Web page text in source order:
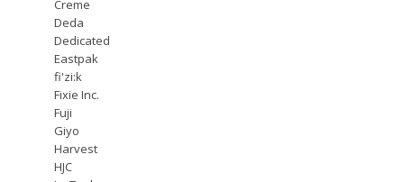
Creme
Deda
Dedicated
Eastpak
fi'zi:k
Fixie Inc.
Fuji
Giyo
Harvest
HJC